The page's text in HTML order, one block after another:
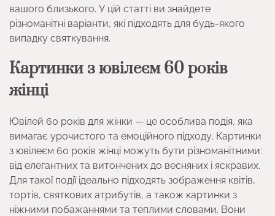
вашого близького. У цій статті ви знайдете
різноманітні варіанти, які підходять для будь-якого
випадку святкування.
Картинки з ювілеєм 60 років
жінці
Ювілей 60 років для жінки — це особлива подія, яка
вимагає урочистого та емоційного підходу. Картинки
з ювілеєм 60 років жінці можуть бути різноманітними:
від елегантних та витончених до весняних і яскравих.
Для такої події ідеально підходять зображення квітів,
тортів, святкових атрибутів, а також картинки з
ніжними побажаннями та теплими словами. Вони